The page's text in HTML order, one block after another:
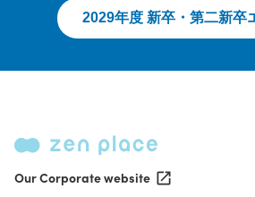
2029年度 新卒・第二新卒
Our Corporate website